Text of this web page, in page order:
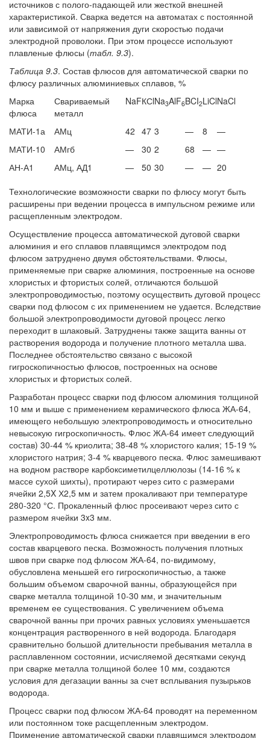
источников с полого-падающей или жесткой внешней
характеристикой. Сварка ведется на автоматах с постоянной
или зависимой от напряжения дуги скоростью подачи
электродной проволоки. При этом процессе используют
плавленые флюсы (табл. 9.3).
Таблица 9.3. Состав флюсов для автоматической сварки по
флюсу различных алюминиевых сплавов, %
Марка
флюса
Свариваемый
металл
NaFКСlNa3AlF6BCI2LiClNaCl
МАТИ-1а АМц 42 47 3 — 8
—
МАТИ-10
АМгб — 30 2 68 — —
АН-А1
АМц, АД1 — 50 30 — — 20
Технологические возможности сварки по флюсу могут быть
расширены при ведении процесса в импульсном режиме или
расщепленным электродом.
Осуществление процесса автоматической дуговой сварки
алюминия и его сплавов плавящимся электродом под
флюсом затруднено двумя обстоятельствами. Флюсы,
применяемые при сварке алюминия, построенные на основе
хлористых и фтористых солей, отличаются большой
электропроводимостью, поэтому осуществить дуговой процесс
сварки под флюсом с их применением не удается. Вследствие
большой электропроводимости дуговой процесс легко
переходит в шлаковый. Затруднены также защита ванны от
растворения водорода и получение плотного металла шва.
Последнее обстоятельство связано с высокой
гигроскопичностью флюсов, построенных на основе
хлористых и фтористых солей.
Разработан процесс сварки под флюсом алюминия толщиной
10 мм и выше с применением керамического флюса ЖА-64,
имеющего небольшую электропроводимость и относительно
невысокую гигроскопичность. Флюс ЖА-64 имеет следующий
состав) 30-44 % криолита; 38-48 % хлористого калия; 15-19 %
хлористого натрия; 3-4 % кварцевого песка. Флюс замешивают
на водном растворе карбоксиметилцеллюлозы (14-16 % к
массе сухой шихты), протирают через сито с размерами
ячейки 2,5X Х2,5 мм и затем прокаливают при температуре
280-320 °С. Прокаленный флюс просеивают через сито с
размером ячейки 3x3 мм.
Электропроводимость флюса снижается при введении в его
состав кварцевого песка. Возможность получения плотных
швов при сварке под флюсом ЖА-64, по-видимому,
обусловлена меньшей его гигроскопичностью, а также
большим объемом сварочной ванны, образующейся при
сварке металла толщиной 10-30 мм, и значительным
временем ее существования. С увеличением объема
сварочной ванны при прочих равных условиях уменьшается
концентрация растворенного в ней водорода. Благодаря
сравнительно большой длительности пребывания металла в
расплавленном состоянии, исчисляемой десятками секунд
при сварке металла толщиной более 10 мм, создаются
условия для дегазации ванны за счет всплывания пузырьков
водорода.
Процесс сварки под флюсом ЖА-64 проводят на переменном
или постоянном токе расщепленным электродом.
Применение автоматической сварки плавящимся электродом